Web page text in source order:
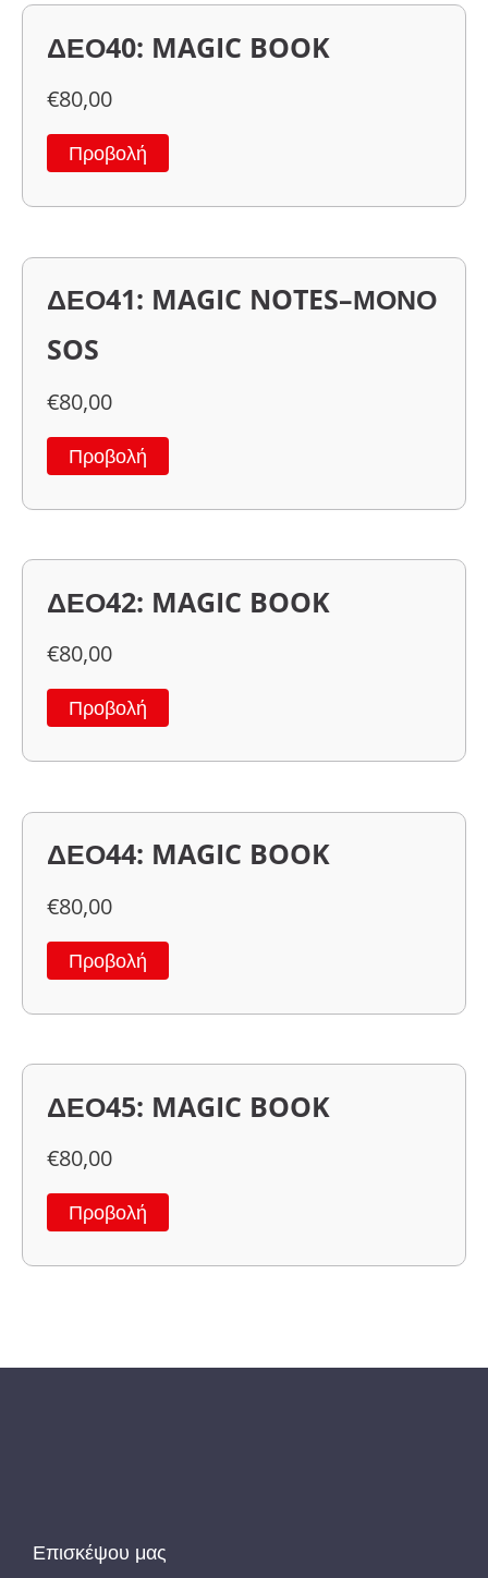
ΔΕΟ40: MAGIC BOOK
€80,00
Προβολή
ΔΕΟ41: MAGIC NOTES–ΜΟΝΟ
SOS
€80,00
Προβολή
ΔΕΟ42: MAGIC BOOK
€80,00
Προβολή
ΔΕΟ44: MAGIC BOOK
€80,00
Προβολή
ΔΕΟ45: MAGIC BOOK
€80,00
Προβολή
Επισκέψου μας